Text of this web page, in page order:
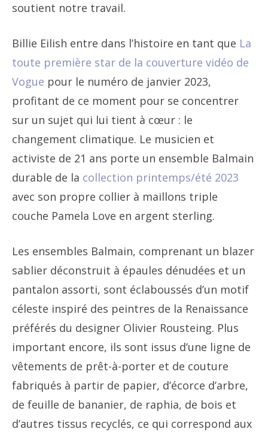
soutient notre travail.
Billie Eilish entre dans l’histoire en tant que La
toute première star de la couverture vidéo de
Vogue pour le numéro de janvier 2023,
profitant de ce moment pour se concentrer
sur un sujet qui lui tient à cœur : le
changement climatique. Le musicien et
activiste de 21 ans porte un ensemble Balmain
durable de la collection printemps/été 2023
avec son propre collier à maillons triple
couche Pamela Love en argent sterling.
Les ensembles Balmain, comprenant un blazer
sablier déconstruit à épaules dénudées et un
pantalon assorti, sont éclaboussés d’un motif
céleste inspiré des peintres de la Renaissance
préférés du designer Olivier Rousteing. Plus
important encore, ils sont issus d’une ligne de
vêtements de prêt-à-porter et de couture
fabriqués à partir de papier, d’écorce d’arbre,
de feuille de bananier, de raphia, de bois et
d’autres tissus recyclés, ce qui correspond aux